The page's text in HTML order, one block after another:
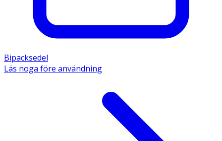
Bipacksedel
Läs noga före användning